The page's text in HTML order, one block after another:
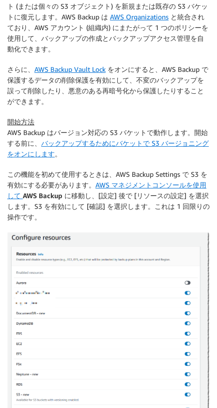
ト (または個々の S3 オブジェクト) を新規または既存の S3 バケッ
トに復元します。AWS Backup は AWS Organizations と統合され
ており、AWS アカウント (組織内) にまたがって 1 つのポリシーを
使用して、バックアップの作成とバックアップアクセス管理を自
動化できます。
さらに、 AWS Backup Vault Lock をオンにすると、AWS Backup で
保護するデータの削除保護を有効にして、不変のバックアップを
誤って削除したり、悪意のある再暗号化から保護したりすること
ができます。
開始方法
AWS Backup はバージョン対応の S3 バケットで動作します。開始
する前に、 バックアップするためにバケットで S3 バージョニング
をオンにします。
この機能を初めて使用するときは、AWS Backup Settings で S3 を
有効にする必要があります。 AWS マネジメントコンソールを使用
して AWS Backup に移動し、[設定] 後で [リソースの設定] を選択
します。S3 を有効にして [確認] を選択します。これは 1 回限りの
操作です。